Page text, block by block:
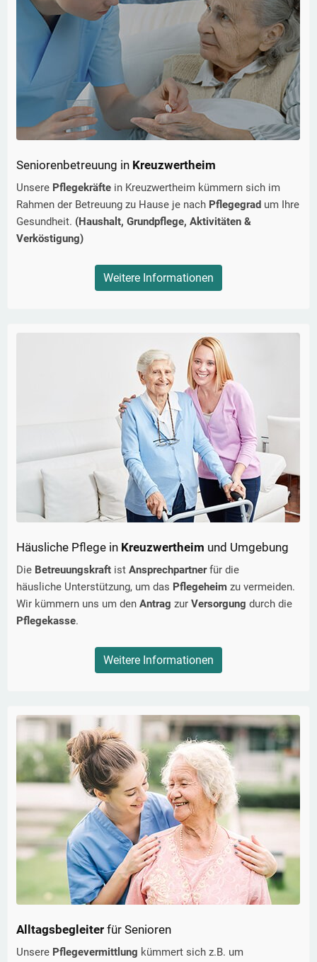
Seniorenbetreuung in Kreuzwertheim
Unsere Pflegekräfte in Kreuzwertheim kümmern sich im
Rahmen der Betreuung zu Hause je nach Pflegegrad um Ihre
Gesundheit. (Haushalt, Grundpflege, Aktivitäten &
Verköstigung)
Weitere Informationen
Häusliche Pflege in Kreuzwertheim und Umgebung
Die Betreuungskraft ist Ansprechpartnerfür die
häusliche Unterstützung, um das Pflegeheim zu vermeiden.
Wir kümmern uns um den Antrag zur Versorgung durch die
Pflegekasse.
Weitere Informationen
Alltagsbegleiter für Senioren
Unsere Pflegevermittlung kümmert sich z.B. um